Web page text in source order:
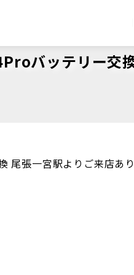
バッテリー交
尾張一宮駅よりご来店あ